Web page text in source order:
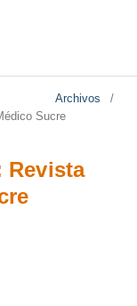
Archivos
/
Sucre
Revista